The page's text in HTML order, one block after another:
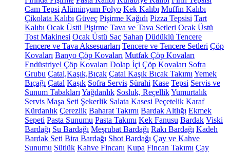
Cam Tepsi Alüminyum Folyo Kek Kalıbı Muffin Kalıbı
Çikolata Kalıbı Güveç Pişirme Kağıdı Pizza Tepsisi Tart
Kalıbı Ocak Üstü Pişirme Tava ve Tava Setleri Ocak Üstü
Tost Makinesi Ocak Üstü Sac Sahan Düdüklü Tencere
Tencere ve Tava Aksesuarları Tencere ve Tencere Setleri Çöp
Kovaları Banyo Çöp Kovaları Mutfak Çöp Kovaları
Endüstriyel Çöp Kovaları Dolap İçi Çöp Kovaları Sofra
Grubu Çatal,Kaşık,Bıçak Çatal Kaşık Bıçak Takımı Yemek
Bıçağı Çatal Kaşık Sofra Servis Sürahi Kase Tepsi Servis ve
Sunum Tabakları Yağdanlık Sosluk, ReçellikYumurtalık
Servis Maşa Seti Şekerlik Salata Kasesi Peçetelik Karaf
Kürdanlık Çerezlik Baharat Takımı Bardak Altlığı Ekmek
Sepeti Pasta Sunumu Pasta Takımı Kek Fanusu Bardak Viski
Bardağı Su Bardağı Meşrubat Bardağı Rakı Bardağı Kadeh
Bardak Seti Bira Bardağı Shot Bardağı Çay ve Kahve
Sunumu Sütlük Kahve Fincanı Kupa Fincan Takımı Çay